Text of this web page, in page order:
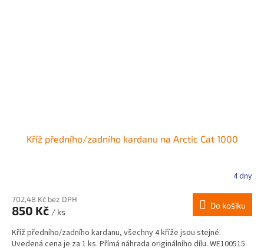
Kříž předního/zadního kardanu na Arctic Cat 1000
4 dny
702,48 Kč bez DPH
850 Kč / ks
Do košíku
Kříž předního/zadního kardanu, všechny 4 kříže jsou stejné.
Uvedená cena je za 1 ks. Přímá náhrada originálního dílu. WE100515